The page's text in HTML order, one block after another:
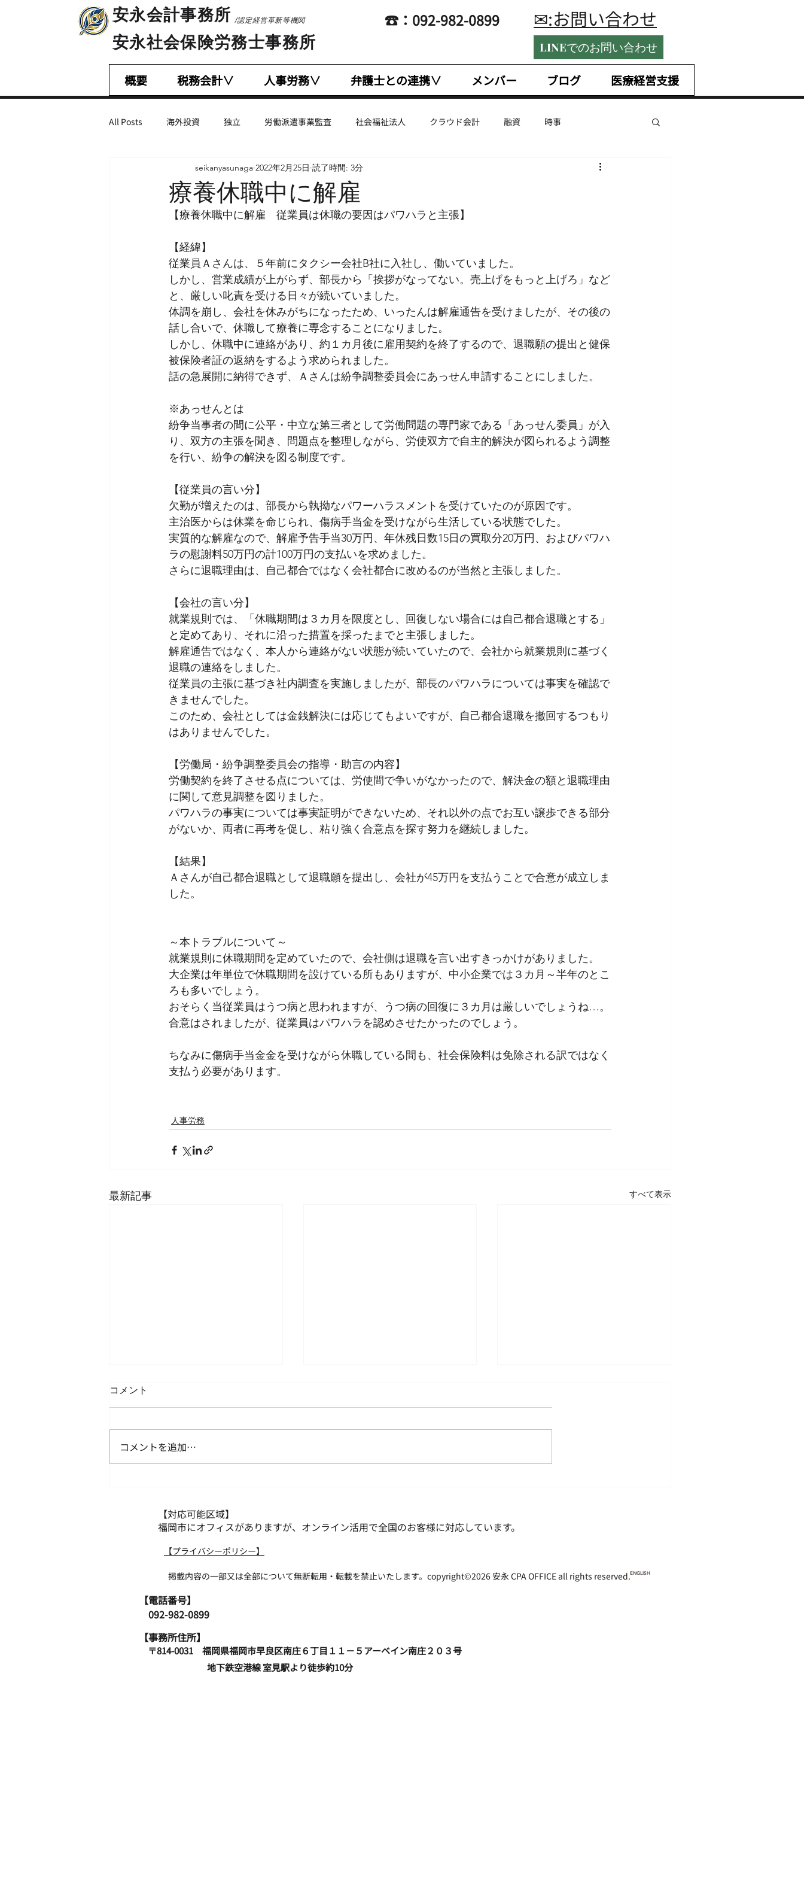
​安永会計事務所 /認定経営革新等機関
​安永社会保険労務士事務所
​☎：092-982-0899 ​✉:お問い合わせ
LINEでのお問い合わせ
概要 税務会計∨ 人事労務∨ 弁護士との連携∨ メンバー ブログ 医療経営支援
All Posts 海外投資 独立 労働派遣事業監査 社会福祉法人 クラウド会計 融資 時事
会計基準 企業支援 国際税務
営業・マーケティング 不正会計 英文会計 法人税 Coaching
減税措置 助成金 有給休暇 給与計算・賃金計算 税制改正 残業代・未払賃金
療養休職中に解雇
seikanyasunaga 2022年2月25日 読了時間: 3分
【療養休職中に解雇　従業員は休職の要因はパワハラと主張】
【経緯】
従業員Ａさんは、５年前にタクシー会社B社に入社し、働いていました。
しかし、営業成績が上がらず、部長から「挨拶がなってない。売上げをもっと上げろ」など
と、厳しい叱責を受ける日々が続いていました。
体調を崩し、会社を休みがちになったため、いったんは解雇通告を受けましたが、その後の
話し合いで、休職して療養に専念することになりました。
しかし、休職中に連絡があり、約１カ月後に雇用契約を終了するので、退職願の提出と健保
被保険者証の返納をするよう求められました。
話の急展開に納得できず、Ａさんは紛争調整委員会にあっせん申請することにしました。
※あっせんとは
紛争当事者の間に公平・中立な第三者として労働問題の専門家である「あっせん委員」が入
り、双方の主張を聞き、問題点を整理しながら、労使双方で自主的解決が図られるよう調整
を行い、紛争の解決を図る制度です。
【従業員の言い分】
欠勤が増えたのは、部長から執拗なパワーハラスメントを受けていたのが原因です。
主治医からは休業を命じられ、傷病手当金を受けながら生活している状態でした。
実質的な解雇なので、解雇予告手当30万円、年休残日数15日の買取分20万円、およびパワハ
ラの慰謝料50万円の計100万円の支払いを求めました。
さらに退職理由は、自己都合ではなく会社都合に改めるのが当然と主張しました。
【会社の言い分】
就業規則では、「休職期間は３カ月を限度とし、回復しない場合には自己都合退職とする」
と定めてあり、それに沿った措置を採ったまでと主張しました。
解雇通告ではなく、本人から連絡がない状態が続いていたので、会社から就業規則に基づく
退職の連絡をしました。
従業員の主張に基づき社内調査を実施しましたが、部長のパワハラについては事実を確認で
きませんでした。
このため、会社としては金銭解決には応じてもよいですが、自己都合退職を撤回するつもり
はありませんでした。
【労働局・紛争調整委員会の指導・助言の内容】
労働契約を終了させる点については、労使間で争いがなかったので、解決金の額と退職理由
に関して意見調整を図りました。
パワハラの事実については事実証明ができないため、それ以外の点でお互い譲歩できる部分
がないか、両者に再考を促し、粘り強く合意点を探す努力を継続しました。
【結果】
Ａさんが自己都合退職として退職願を提出し、会社が45万円を支払うことで合意が成立しま
した。
～本トラブルについて～
就業規則に休職期間を定めていたので、会社側は退職を言い出すきっかけがありました。
大企業は年単位で休職期間を設けている所もありますが、中小企業では３カ月～半年のとこ
ろも多いでしょう。
おそらく当従業員はうつ病と思われますが、うつ病の回復に３カ月は厳しいでしょうね…。
合意はされましたが、従業員はパワハラを認めさせたかったのでしょう。
ちなみに傷病手当金金を受けながら休職している間も、社会保険料は免除される訳ではなく
支払う必要があります。
人事労務
最新記事 すべて表示
年次有給休暇について
コメント
コメントを追加…
【対応可能区域】
福岡市にオフィスがありますが、オンライン活用で全国のお客様に対応しています。
​【プライバシーポリシー】
掲載内容の一部又は全部について無断転用・転載を禁止いたします。copyright©2026 安永 CPA OFFICE all rights reserved.ENGLISH
​【電話番号】
​ 092-982-0899
地下鉄空港線 室見駅より徒歩約10分
【事務所住所】
〒814-0031 福岡県福岡市早良区南庄６丁目１１－５アーベイン南庄２０３号